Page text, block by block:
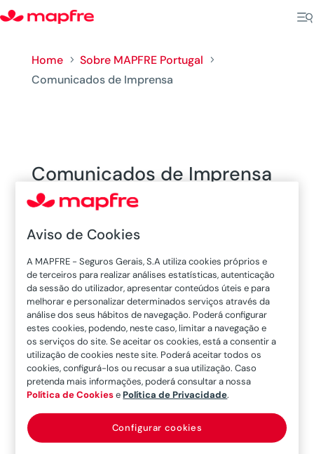
Home 5 Sobre MAPFRE Portugal 5
Comunicados de Imprensa
Comunicados de Imprensa
| Página 8
Ibérico sobre Riscos Ambientais
27/11/08
A Fundación MAPFRE, em parceria com a
Faculdade de Engenharia da Universidade do
Porto (FEUP), realizou nos dias 20 e 21 de
Novembro, o III Encontro Ibérico – Riscos
Ambientais.
Ler mais
MAPFRE eleita “Empresa Espanhola do ano
2008” nos Estados Unidos da América
Aviso de Cookies
A MAPFRE - Seguros Gerais, S.A utiliza cookies próprios e
de terceiros para realizar análises estatísticas, autenticação
da sessão do utilizador, apresentar conteúdos úteis e para
melhorar e personalizar determinados serviços através da
análise dos seus hábitos de navegação. Poderá configurar
estes cookies, podendo, neste caso, limitar a navegação e
os serviços do site. Se aceitar os cookies, está a consentir a
utilização de cookies neste site. Poderá aceitar todos os
cookies, configurá-los ou recusar a sua utilização. Caso
pretenda mais informações, poderá consultar a nossa
Política de CookiesePolítica de Privacidade.
Configurar cookies